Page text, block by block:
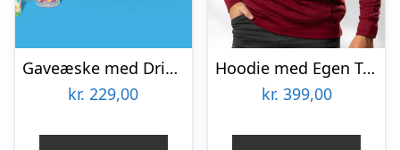
Gaveæske med Drinkmixere: Global Cocktails – Thoughtfully
kr. 229,00
Hoodie med Egen Tekst i Collegestil
kr. 399,00